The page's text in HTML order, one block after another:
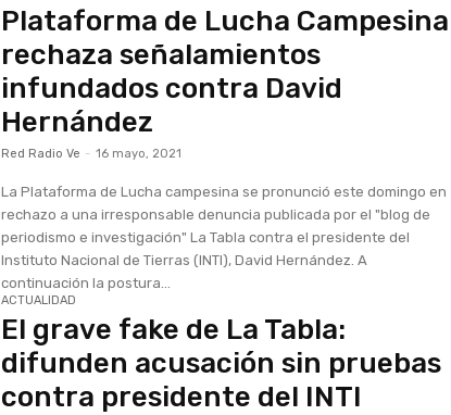
Plataforma de Lucha Campesina
rechaza señalamientos
infundados contra David
Hernández
Red Radio Ve - 16 mayo, 2021
La Plataforma de Lucha campesina se pronunció este domingo en
rechazo a una irresponsable denuncia publicada por el "blog de
periodismo e investigación" La Tabla contra el presidente del
Instituto Nacional de Tierras (INTI), David Hernández. A
continuación la postura...
ACTUALIDAD
El grave fake de La Tabla:
difunden acusación sin pruebas
contra presidente del INTI